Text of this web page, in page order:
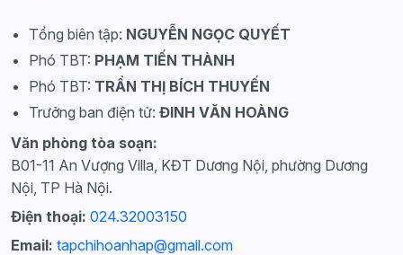
Tổng biên tập: NGUYỄN NGỌC QUYẾT
Phó TBT: PHẠM TIẾN THÀNH
Phó TBT: TRẦN THỊ BÍCH THUYẾN
Trưởng ban điện tử: ĐINH VĂN HOÀNG
Văn phòng tòa soạn:
B01-11 An Vượng Villa, KĐT Dương Nội, phường Dương
Nội, TP Hà Nội.
Điện thoại: 024.32003150
Email: tapchihoanhap@gmail.com